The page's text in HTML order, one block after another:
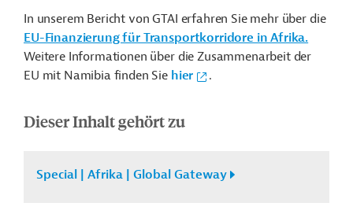
In unserem Bericht von GTAI erfahren Sie mehr über die
EU-Finanzierung für Transportkorridore in Afrika.
Weitere Informationen über die Zusammenarbeit der
EU mit Namibia finden Sie hier .
Dieser Inhalt gehört zu
Special | Afrika | Global Gateway